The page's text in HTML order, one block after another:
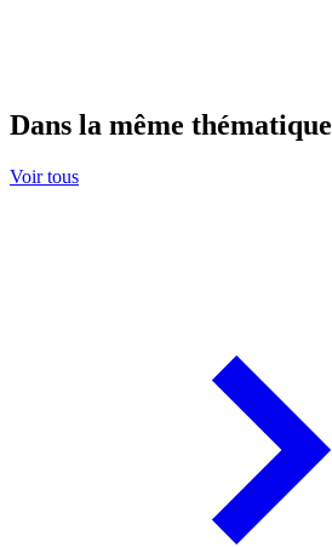
Dans la même thématique
Voir tous